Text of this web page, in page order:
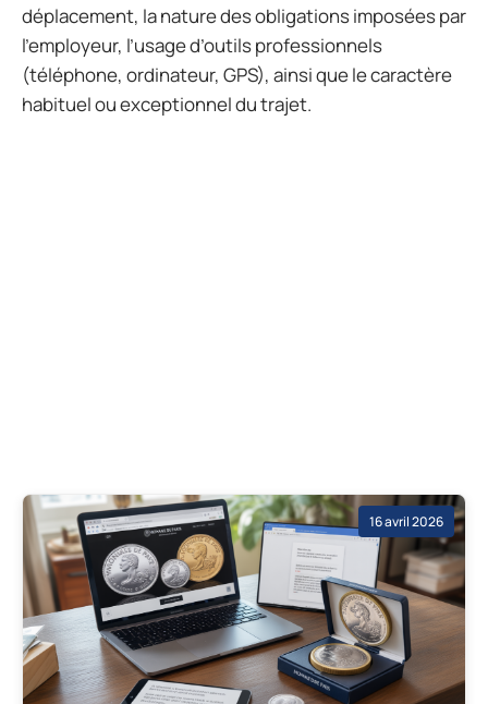
déplacement, la nature des obligations imposées par
l’employeur, l’usage d’outils professionnels
(téléphone, ordinateur, GPS), ainsi que le caractère
habituel ou exceptionnel du trajet.
16 avril 2026